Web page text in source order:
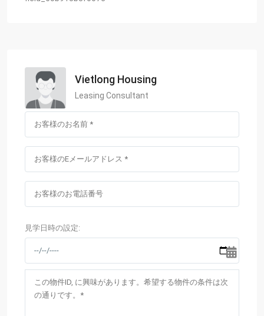
Vietlong Housing
Leasing Consultant
見学日時の設定: